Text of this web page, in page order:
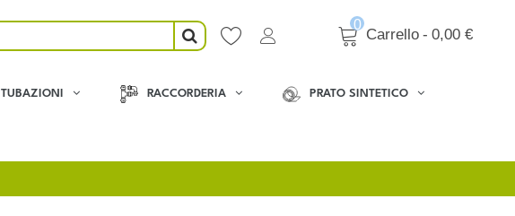
0
Carrello - 0,00 €
TUBAZIONI RACCORDERIA PRATO SINTETICO